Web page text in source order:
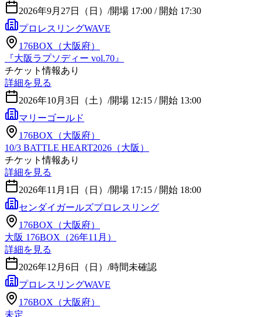
2026年9月27日（日） /開場 17:00 / 開始 17:30
プロレスリングWAVE
176BOX（大阪府）
『大阪ラプソディー vol.70』
チケット情報あり
詳細を見る
2026年10月3日（土） /開場 12:15 / 開始 13:00
マリーゴールド
176BOX（大阪府）
10/3 BATTLE HEART2026（大阪）
チケット情報あり
詳細を見る
2026年11月1日（日） /開場 17:15 / 開始 18:00
センダイガールズプロレスリング
176BOX（大阪府）
大阪 176BOX（26年11月）
詳細を見る
2026年12月6日（日） /時間未確認
プロレスリングWAVE
176BOX（大阪府）
未定